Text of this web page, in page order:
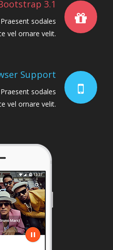
3.1
sodales
vel ornare velit.
Support
sodales
vel ornare velit.